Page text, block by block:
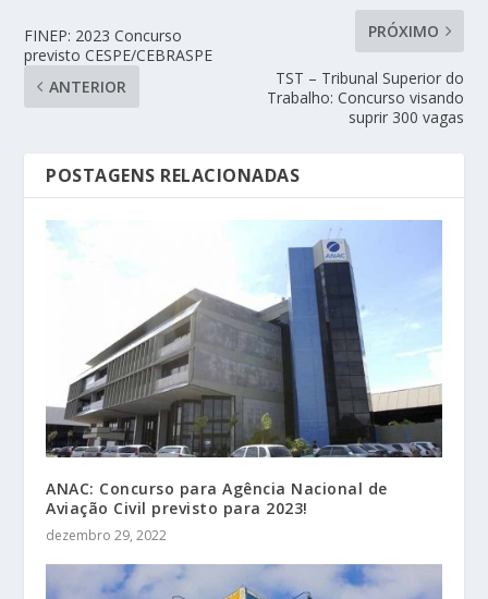
FINEP: 2023 Concurso
previsto CESPE/CEBRASPE
ANTERIOR
PRÓXIMO
TST – Tribunal Superior do
Trabalho: Concurso visando
suprir 300 vagas
POSTAGENS RELACIONADAS
ANAC: Concurso para Agência Nacional de
Aviação Civil previsto para 2023!
dezembro 29, 2022